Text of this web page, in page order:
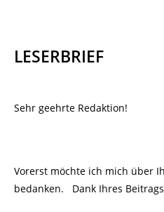
LESERBRIEF
Sehr geehrte Redaktion!
Vorerst möchte ich mich über
bedanken. Dank Ihres